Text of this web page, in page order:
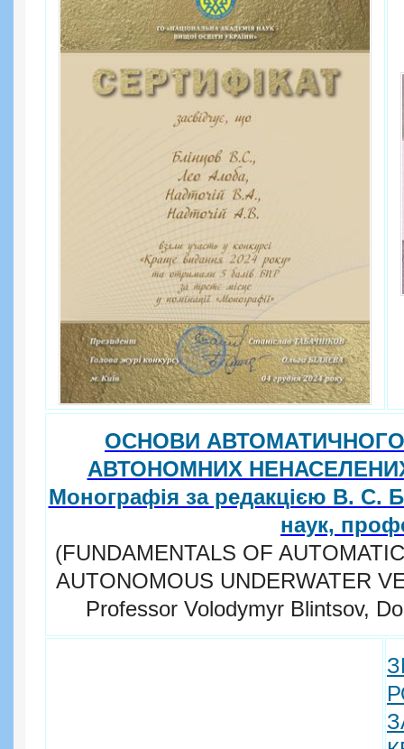
ОСНОВИ
АВТОНОМНИХ
Монографія за редакцією В. С.
наук,
(FUNDAMENTALS OF
AUTONOMOUS UNDERWATER
Professor Volodymyr Blintsov,